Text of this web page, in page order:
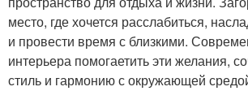
место, где хочется расслабиться,
и провести время с близкими.
интерьера помогаетить эти желания,
стиль и гармонию с окружающей